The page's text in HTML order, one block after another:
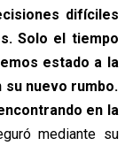
difíciles
Solo el tiempo
estado a la
nuevo rumbo.
en la
mediante su